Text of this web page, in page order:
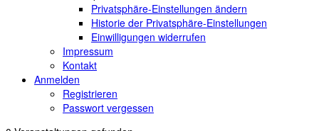
Privatsphäre-Einstellungen ändern
Historie der Privatsphäre-Einstellungen
Einwilligungen widerrufen
Impressum
Kontakt
Anmelden
Registrieren
Passwort vergessen